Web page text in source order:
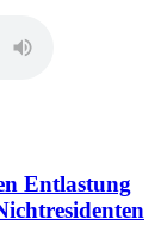
Entlastung